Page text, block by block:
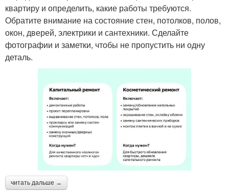
квартиру и определить, какие работы требуются.
Обратите внимание на состояние стен, потолков, полов,
окон, дверей, электрики и сантехники. Сделайте
фотографии и заметки, чтобы не пропустить ни одну
деталь.
читать дальше →